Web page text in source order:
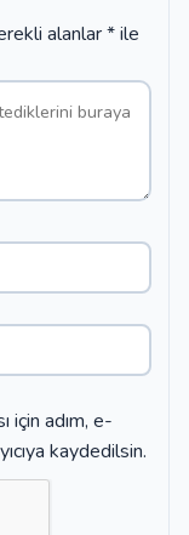
alanlar*ile
için adım, e-
kaydedilsin.